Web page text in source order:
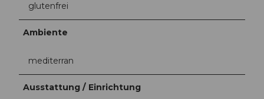
glutenfrei
Ambiente
mediterran
Ausstattung / Einrichtung